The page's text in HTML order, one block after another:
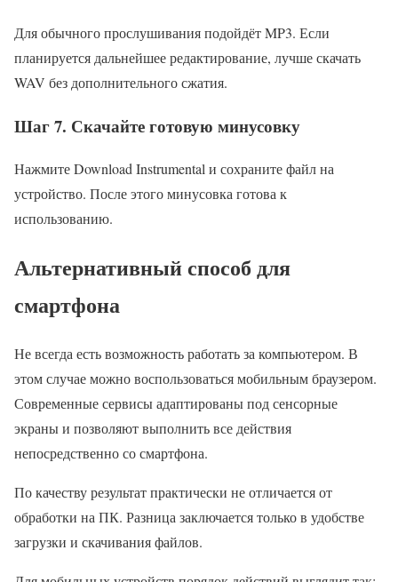
Для обычного прослушивания подойдёт MP3. Если
планируется дальнейшее редактирование, лучше скачать
WAV без дополнительного сжатия.
Шаг 7. Скачайте готовую минусовку
Нажмите Download Instrumental и сохраните файл на
устройство. После этого минусовка готова к
использованию.
Альтернативный способ для
смартфона
Не всегда есть возможность работать за компьютером. В
этом случае можно воспользоваться мобильным браузером.
Современные сервисы адаптированы под сенсорные
экраны и позволяют выполнить все действия
непосредственно со смартфона.
По качеству результат практически не отличается от
обработки на ПК. Разница заключается только в удобстве
загрузки и скачивания файлов.